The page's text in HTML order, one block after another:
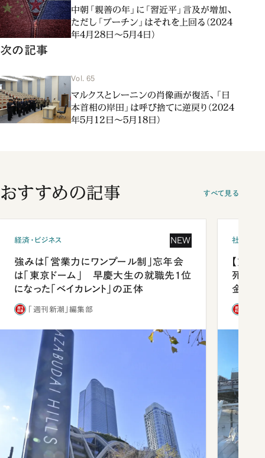
中朝「親善の年」に「習近平」言及が増加、
ただし「プーチン」はそれを上回る（2024
年4月28日～5月4日）
次の記事
Vol. 65
マルクスとレーニンの肖像画が復活、「日
本首相の岸田」は呼び捨てに逆戻り（2024
年5月12日～5月18日）
おすすめの記事 すべて見る
経済・ビジネス NEW
強みは「営業力にワンプール制」忘年会
は「東京ドーム」 早慶大生の就職先1位
になった「ベイカレント」の正体
「週刊新潮」編集部
社会
【熊本
死を分
金」